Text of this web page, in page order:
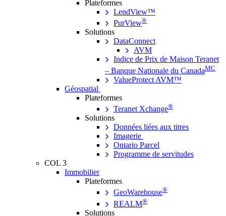
Plateformes
LendView™
PurView®
Solutions
DataConnect
AVM
Indice de Prix de Maison Teranet
– Banque Nationale du CanadaMC
ValueProtect AVM™
Géospatial
Plateformes
Teranet Xchange®
Solutions
Données liées aux titres
Imagerie
Ontario Parcel
Programme de servitudes
COL 3
Immobilier
Plateformes
GeoWarehouse®
REALM®
Solutions